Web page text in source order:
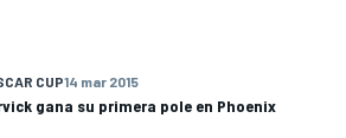
CUP14 mar 2015
gana su primera pole en Phoenix